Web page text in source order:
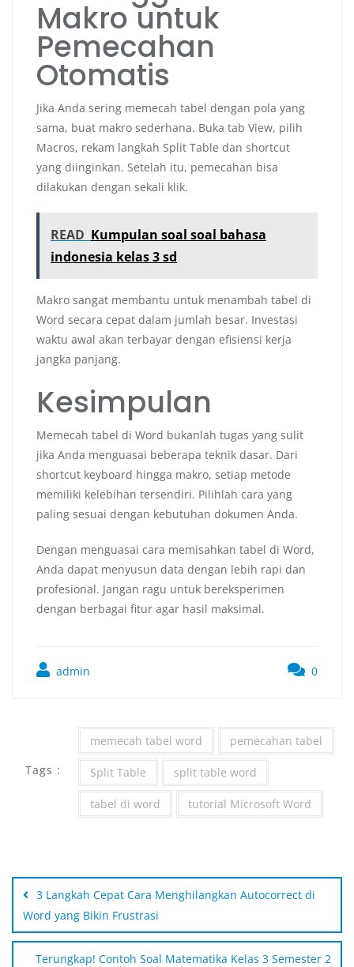
Makro untuk
Pemecahan
Otomatis
Jika Anda sering memecah tabel dengan pola yang
sama, buat makro sederhana. Buka tab View, pilih
Macros, rekam langkah Split Table dan shortcut
yang diinginkan. Setelah itu, pemecahan bisa
dilakukan dengan sekali klik.
READ Kumpulan soal soal bahasa
indonesia kelas 3 sd
Makro sangat membantu untuk menambah tabel di
Word secara cepat dalam jumlah besar. Investasi
waktu awal akan terbayar dengan efisiensi kerja
jangka panjang.
Kesimpulan
Memecah tabel di Word bukanlah tugas yang sulit
jika Anda menguasai beberapa teknik dasar. Dari
shortcut keyboard hingga makro, setiap metode
memiliki kelebihan tersendiri. Pilihlah cara yang
paling sesuai dengan kebutuhan dokumen Anda.
Dengan menguasai cara memisahkan tabel di Word,
Anda dapat menyusun data dengan lebih rapi dan
profesional. Jangan ragu untuk bereksperimen
dengan berbagai fitur agar hasil maksimal.
admin 0
Tags :
memecah tabel word pemecahan tabel
Split Table split table word
tabel di word tutorial Microsoft Word
3 Langkah Cepat Cara Menghilangkan Autocorrect di
Word yang Bikin Frustrasi
Terungkap! Contoh Soal Matematika Kelas 3 Semester 2